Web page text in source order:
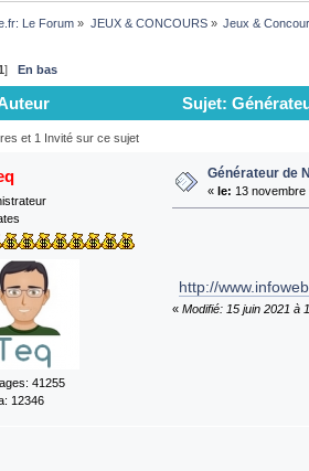
Le Forum » JEUX & CONCOURS» Jeux &
]En bas
Sujet:
et 1 Invité sur ce sujet
41255
12346
Générateur de
« le: 13 novembre
http://
« Modifié: 15 juin 2021 à